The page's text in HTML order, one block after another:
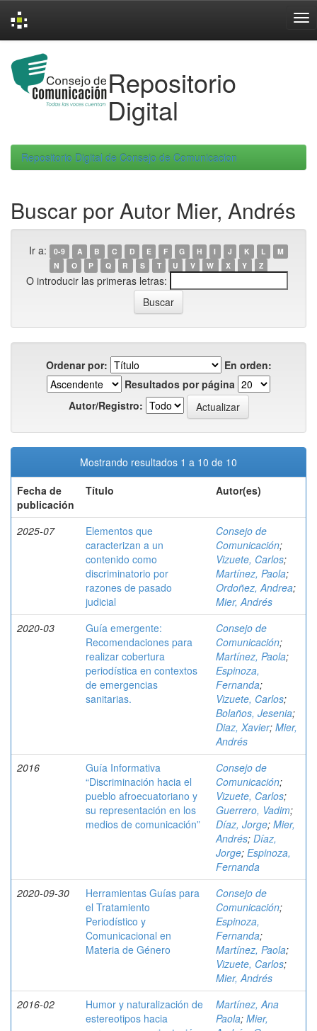
navigation
Repositorio
Digital
Repositorio Digital de Consejo de Comunicacion
Buscar por Autor Mier, Andrés
Ir a: 0-9 A B C D E F G H I J K L
M
N
O P Q R S T U V W X Y Z
O introducir las primeras letras:
Ordenar por:
En orden:
Resultados por página
Autor/Registro:
Mostrando resultados 1 a 10 de 10
Fecha de
publicación
Título Autor(es)
2025-07
Elementos que
caracterizan a un
contenido como
discriminatorio por
razones de pasado
judicial
Consejo de
Comunicación;
Vizuete, Carlos;
Martínez, Paola;
Ordoñez, Andrea;
Mier, Andrés
2020-03
Guía emergente:
Recomendaciones para
realizar cobertura
periodística en contextos
de emergencias
sanitarias.
Consejo de
Comunicación;
Martínez, Paola;
Espinoza,
Fernanda;
Vizuete, Carlos;
Bolaños, Jesenia;
Diaz, Xavier; Mier,
Andrés
2016
Guía Informativa
“Discriminación hacia el
pueblo afroecuatoriano y
su representación en los
medios de comunicación”
Consejo de
Comunicación;
Vizuete, Carlos;
Guerrero, Vadim;
Díaz, Jorge; Mier,
Andrés; Díaz,
Jorge; Espinoza,
Fernanda
2020-09-30
Herramientas Guías para
el Tratamiento
Periodístico y
Comunicacional en
Materia de Género
Consejo de
Comunicación;
Espinoza,
Fernanda;
Martínez, Paola;
Vizuete, Carlos;
Mier, Andrés
2016-02
Humor y naturalización de
estereotipos hacia
Martínez, Ana
Paola; Mier,